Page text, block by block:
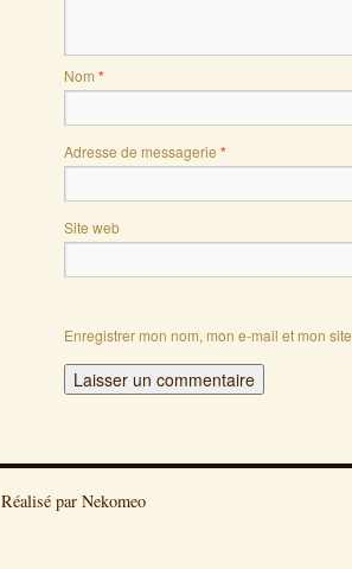
Nom *
Adresse de messagerie *
Site web
Enregistrer mon nom, mon e-mail et mon
Réalisé par Nekomeo